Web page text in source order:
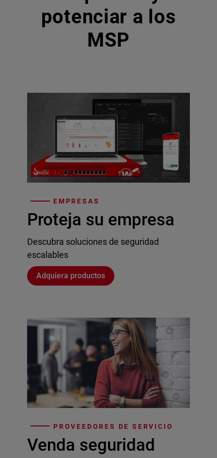
potenciar a los
MSP
EMPRESAS
Proteja su empresa
Descubra soluciones de seguridad
escalables
Adquiera productos
PROVEEDORES DE SERVICIO
Venda seguridad